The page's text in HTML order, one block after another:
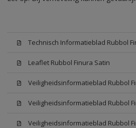
Technisch Informatieblad Rubbol
Leaflet Rubbol Finura Satin
Veiligheidsinformatieblad Rubbol
Veiligheidsinformatieblad Rubbol
Veiligheidsinformatieblad Rubbol